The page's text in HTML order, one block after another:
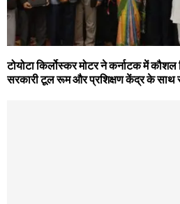
टोयोटा किर्लोस्कर मोटर ने कर्नाटक में
सरकारी टूल रूम और प्रशिक्षण केंद्र के साथ